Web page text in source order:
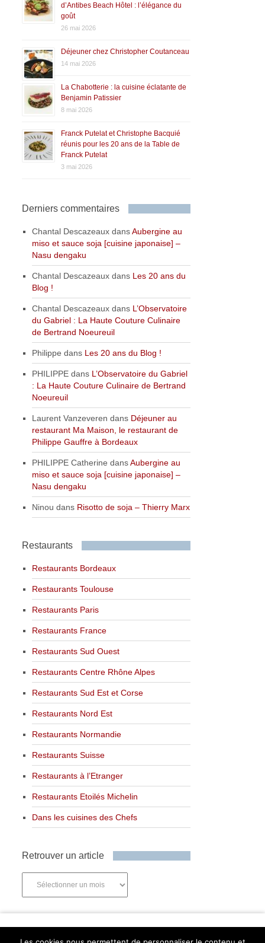
d’Antibes Beach Hôtel : l’élégance du
goût
26 mai 2026
Déjeuner chez Christopher Coutanceau
14 mai 2026
La Chabotterie : la cuisine éclatante de
Benjamin Patissier
8 mai 2026
Franck Putelat et Christophe Bacquié
réunis pour les 20 ans de la Table de
Franck Putelat
3 mai 2026
Derniers commentaires
Chantal Descazeaux dansAubergine au
miso et sauce soja [cuisine japonaise] –
Nasu dengaku
Chantal Descazeaux dans Les 20 ans du
Blog !
Chantal Descazeaux dans L’Observatoire
du Gabriel : La Haute Couture Culinaire
de Bertrand Noeureuil
Philippe dans Les 20 ans du Blog !
PHILIPPE dans L’Observatoire du Gabriel
: La Haute Couture Culinaire de Bertrand
Noeureuil
Laurent Vanzeveren dans Déjeuner au
restaurant Ma Maison, le restaurant de
Philippe Gauffre à Bordeaux
PHILIPPE Catherine dansAubergine au
miso et sauce soja [cuisine japonaise] –
Nasu dengaku
Ninou dans Risotto de soja – Thierry Marx
Restaurants
Restaurants Bordeaux
Restaurants Toulouse
Restaurants Paris
Restaurants France
Restaurants Sud Ouest
Restaurants Centre Rhône Alpes
Restaurants Sud Est et Corse
Restaurants Nord Est
Restaurants Normandie
Restaurants Suisse
Restaurants à l’Etranger
Restaurants Etoilés Michelin
Dans les cuisines des Chefs
Retrouver un article